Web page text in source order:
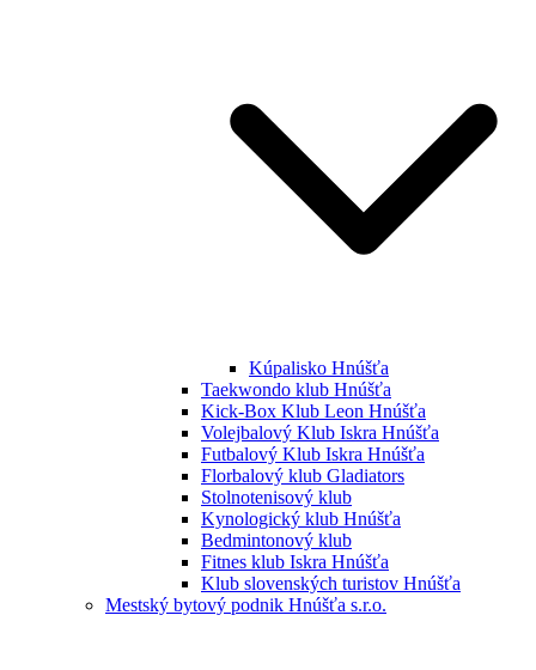
Kúpalisko Hnúšťa
Taekwondo klub Hnúšťa
Kick-Box Klub Leon Hnúšťa
Volejbalový Klub Iskra Hnúšťa
Futbalový Klub Iskra Hnúšťa
Florbalový klub Gladiators
Stolnotenisový klub
Kynologický klub Hnúšťa
Bedmintonový klub
Fitnes klub Iskra Hnúšťa
Klub slovenských turistov Hnúšťa
Mestský bytový podnik Hnúšťa s.r.o.